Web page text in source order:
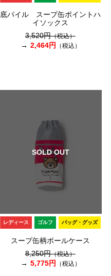
底パイル スープ缶ポイントハ
イソックス
3,520円（税込）
2,464円 （税込）
SOLD OUT
レディース ゴルフ バッグ・グッズ
スープ缶柄ボールケース
8,250円（税込）
5,775円 （税込）